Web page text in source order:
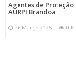
Agentes de Proteção
AURPI Brandoa
26 Março 2025 0 K